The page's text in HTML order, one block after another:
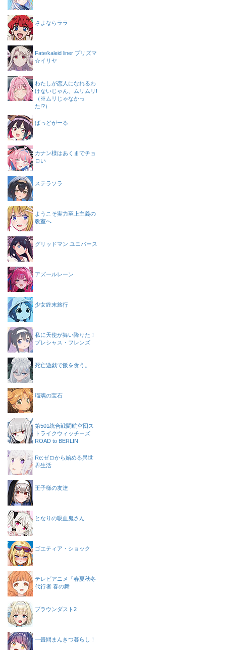
さよならララ
Fate/kaleid liner プリズマ
☆イリヤ
わたしが恋人になれるわ
けないじゃん、ムリムリ!
（※ムリじゃなかっ
た!?）
ばっどがーる
カナン様はあくまでチョ
ロい
ステラソラ
ようこそ実力至上主義の
教室へ
グリッドマン ユニバース
アズールレーン
少女終末旅行
私に天使が舞い降りた！
プレシャス・フレンズ
死亡遊戯で飯を食う。
瑠璃の宝石
第501統合戦闘航空団ス
トライクウィッチーズ
ROAD to BERLIN
Re:ゼロから始める異世
界生活
王子様の友達
となりの吸血鬼さん
ゴエティア・ショック
テレビアニメ『春夏秋冬
代行者 春の舞
ブラウンダスト2
一畳間まんきつ暮らし！